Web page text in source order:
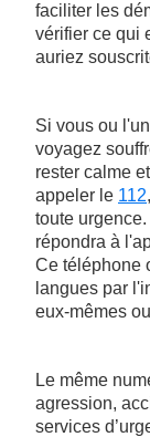
faciliter les
vérifier ce qui
auriez
Si vous ou
voyagez
rester calme
appeler le 112
toute
répondra à
Ce téléphone
langues par
eux-mêmes
Le même
agression,
services